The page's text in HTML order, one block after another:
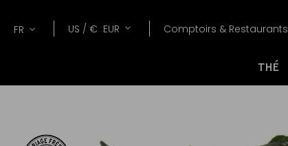
Lang
FR Devise
US / € EUR Comptoirs & Restaurants
THÉ